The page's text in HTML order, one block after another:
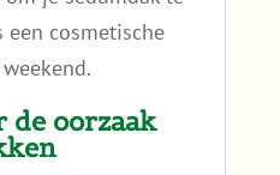
cosmetische
de oorzaak